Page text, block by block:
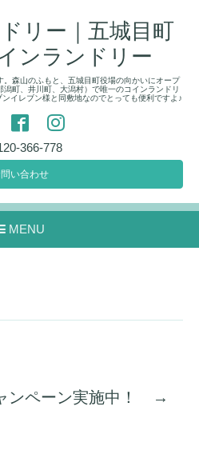
リー｜五城目町
ンランドリー
森山のふもと、五城目町役場の向かいにオープ
町、井川町、大潟村）で唯一のコインランドリ
イレブン様と同敷地なのでとっても便利ですよ♪
366-778
い合わせ
MENU
ンペーン実施中！ →